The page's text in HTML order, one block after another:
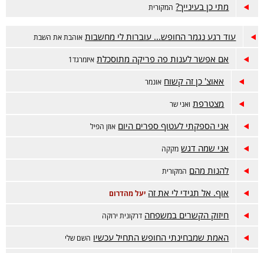
מתי כן בעינייך? המקורית
עוד רגע נגמר החופש... עוברות לי מחשבות אוהבת את השבת
אם אפשר לענות פה פריקה מתוסכלת איזמרגד1
אאוצ' כן זה קשוח אונמר
מצטרפת ואני שר
אני הספקתי לעטוף ספרים היום אוזן הפיל
אני שמה דגש מקקה
להנות מהם המקורית
אוף. אל תגידי לי את זה יעל מהדרום
חיזוק הקשרים במשפחה דרקונית ירוקה
האמת שמבחינתי החופש התחיל עכשיו השם שלי